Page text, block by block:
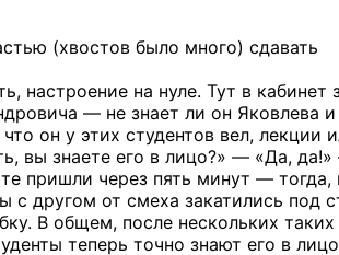
(хвостов было много) сдавать
настроение на нуле. Тут в кабинет
— не знает ли он Яковлева и
он у этих студентов вел, лекции
вы знаете его в лицо?» — «Да,
пришли через пять минут — тогда,
с другом от смеха закатились под
В общем, после нескольких таких
теперь точно знают его в